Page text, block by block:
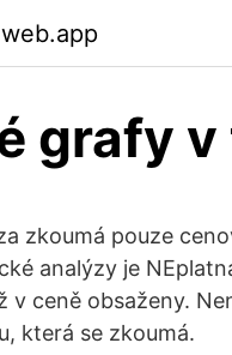
grafy
zkoumá pouze
analýzy je
v ceně obsaženy.
která se zkoumá.